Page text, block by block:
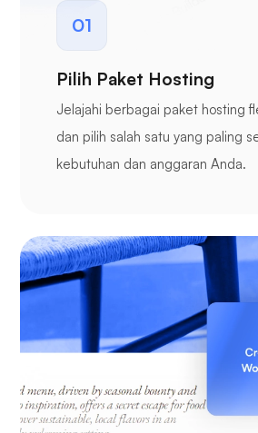
01
Pilih Paket Hosting
Jelajahi berbagai paket hosting
dan pilih salah satu yang paling
kebutuhan dan anggaran Anda.